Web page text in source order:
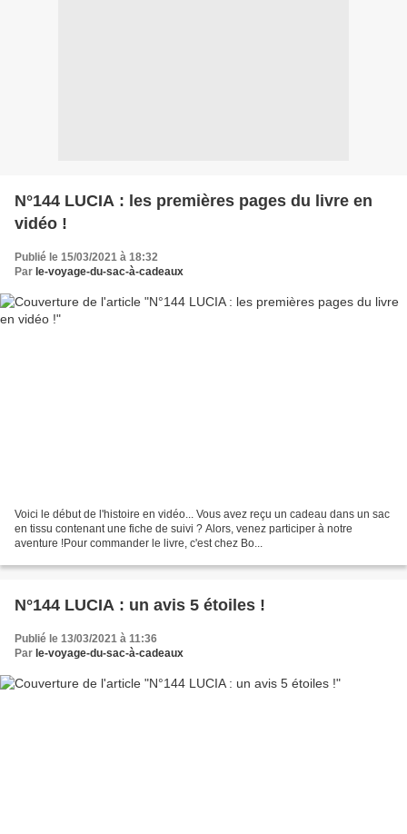
N°144 LUCIA : les premières pages du livre en
vidéo !
Publié le 15/03/2021 à 18:32
Par le-voyage-du-sac-à-cadeaux
Voici le début de l'histoire en vidéo... Vous avez reçu un cadeau dans un sac
en tissu contenant une fiche de suivi ? Alors, venez participer à notre
aventure !Pour commander le livre, c'est chez Bo...
N°144 LUCIA : un avis 5 étoiles !
Publié le 13/03/2021 à 11:36
Par le-voyage-du-sac-à-cadeaux